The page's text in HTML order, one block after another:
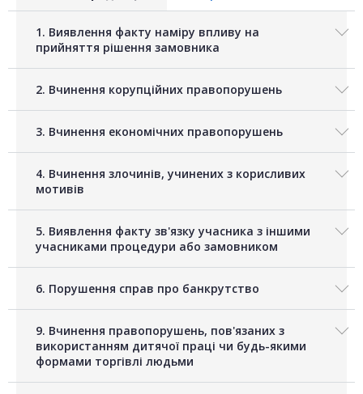
1. Виявлення факту наміру впливу на
прийняття рішення замовника
2. Вчинення корупційних правопорушень
3. Вчинення економічних правопорушень
4. Вчинення злочинів, учинених з корисливих
мотивів
5. Виявлення факту зв'язку учасника з іншими
учасниками процедури або замовником
6. Порушення справ про банкрутство
9. Вчинення правопорушень, пов'язаних з
використанням дитячої праці чи будь-якими
формами торгівлі людьми